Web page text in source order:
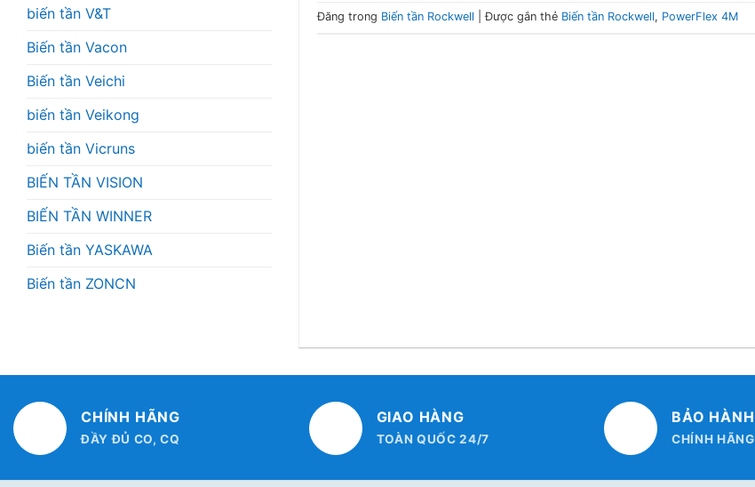
biến tần V&T
Biến tần Vacon
Biến tần Veichi
biến tần Veikong
biến tần Vicruns
BIẾN TẦN VISION
BIẾN TẦN WINNER
Biến tần YASKAWA
Biến tần ZONCN
Đăng trong Biến tần Rockwell |Được gắn thẻ Biến tần Rockwell, PowerFlex 4M
CHÍNH HÃNG
ĐẦY ĐỦ CO, CQ
GIAO HÀNG
TOÀN QUỐC 24/7
BẢO HÀNH
CHÍNH HÃNG